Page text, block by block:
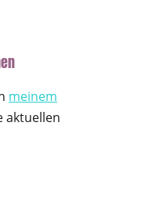
meinem
aktuellen